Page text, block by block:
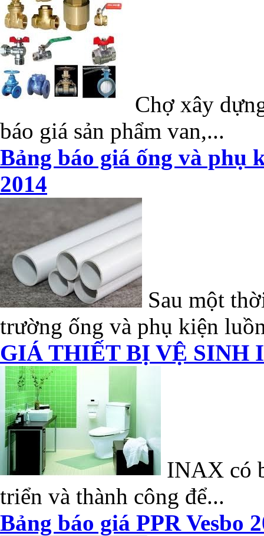
Chợ xây
báo giá sản phẩm van,...
Bảng báo giá ống và phụ
2014
Sau một
trường ống và phụ kiện
GIÁ THIẾT BỊ VỆ SINH
INAX có
triển và thành công để...
Bảng báo giá PPR Vesbo